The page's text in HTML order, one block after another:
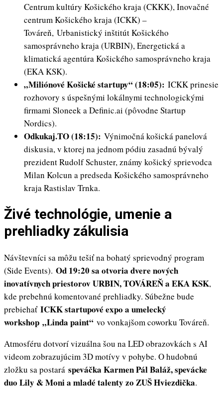
Centrum kultúry Košického kraja (CKKK), Inovačné
centrum Košického kraja (ICKK) –
Továreň, Urbanistický inštitút Košického
samosprávneho kraja (URBIN), Energetická a
klimatická agentúra Košického samosprávneho kraja
(EKA KSK).
„Miliónové Košické startupy“ (18:05): ICKK prinesie
rozhovory s úspešnými lokálnymi technologickými
firmami Sloneek a Definic.ai (pôvodne Startup
Nordics).
Odkukaj.TO (18:15): Výnimočná košická panelová
diskusia, v ktorej na jednom pódiu zasadnú bývalý
prezident Rudolf Schuster, známy košický sprievodca
Milan Kolcun a predseda Košického samosprávneho
kraja Rastislav Trnka.
Živé technológie, umenie a
prehliadky zákulisia
Návštevníci sa môžu tešiť na bohatý sprievodný program
(Side Events). Od 19:20 sa otvoria dvere nových
inovatívnych priestorov URBIN, TOVÁREŇ a EKA KSK,
kde prebehnú komentované prehliadky. Súbežne bude
prebiehať ICKK startupové expo a umelecký
workshop „Linda paint“ vo vonkajšom coworku Továreň.
Atmosféru dotvorí vizuálna šou na LED obrazovkách s AI
videom zobrazujúcim 3D motívy v pohybe. O hudobnú
zložku sa postará speváčka Karmen Pál Baláž, spevácke
duo Lily & Moni a mladé talenty zo ZUŠ Hviezdička.